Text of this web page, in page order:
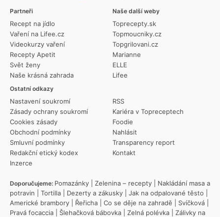
Partneři
Recept na jídlo
Vaření na Lifee.cz
Videokurzy vaření
Recepty Apetit
Svět ženy
Naše krásná zahrada
Ostatní odkazy
Nastavení soukromí
Zásady ochrany soukromí
Cookies zásady
Obchodní podmínky
Smluvní podmínky
Redakční etický kodex
Inzerce
RSS
Kariéra v Topreceptech
Foodie
Nahlásit
Transparency report
Kontakt
Naše další weby
Toprecepty.sk
Topmoucniky.cz
Topgrilovani.cz
Marianne
ELLE
Lifee
Doporučujeme: Pomazánky Zelenina – recepty
Nakládání masa a
potravin
Tortilla Dezerty a zákusky Jak na odpalované těsto
Americké brambory
Řeřicha Co se děje na zahradě Svíčková
Pravá focaccia
Šlehačková bábovka Zelná polévka
Zálivky na